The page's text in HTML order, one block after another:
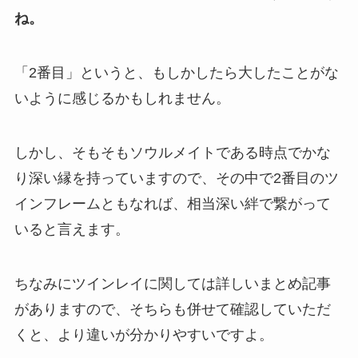
ね。
「2番目」というと、もしかしたら大したことがな
いように感じるかもしれません。
しかし、そもそもソウルメイトである時点でかな
り深い縁を持っていますので、その中で2番目のツ
インフレームともなれば、相当深い絆で繋がって
いると言えます。
ちなみにツインレイに関しては詳しいまとめ記事
がありますので、そちらも併せて確認していただ
くと、より違いが分かりやすいですよ。